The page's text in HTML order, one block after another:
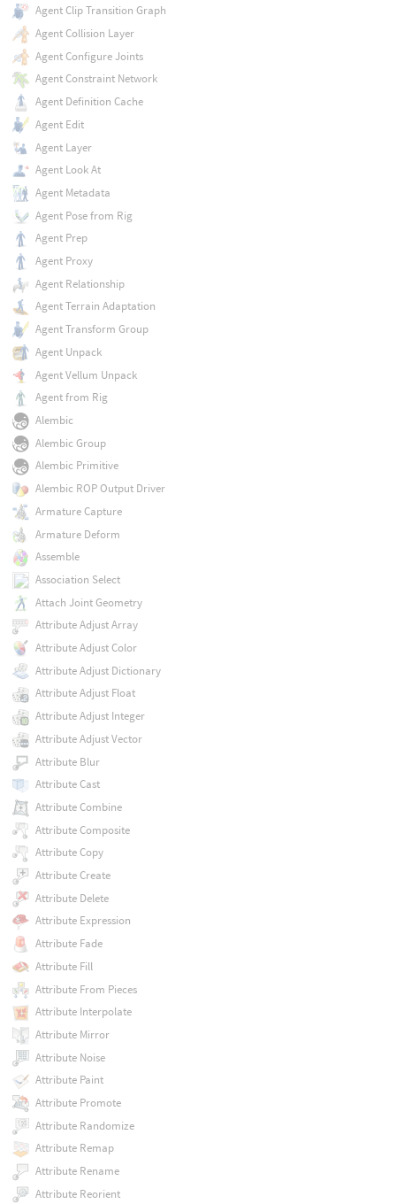
Agent Clip Transition Graph
Agent Collision Layer
Agent Configure Joints
Agent Constraint Network
Agent Definition Cache
Agent Edit
Agent Layer
Agent Look At
Agent Metadata
Agent Pose from Rig
Agent Prep
Agent Proxy
Agent Relationship
Agent Terrain Adaptation
Agent Transform Group
Agent Unpack
Agent Vellum Unpack
Agent from Rig
Alembic
Alembic Group
Alembic Primitive
Alembic ROP Output Driver
Armature Capture
Armature Deform
Assemble
Association Select
Attach Joint Geometry
Attribute Adjust Array
Attribute Adjust Color
Attribute Adjust Dictionary
Attribute Adjust Float
Attribute Adjust Integer
Attribute Adjust Vector
Attribute Blur
Attribute Cast
Attribute Combine
Attribute Composite
Attribute Copy
Attribute Create
Attribute Delete
Attribute Expression
Attribute Fade
Attribute Fill
Attribute From Pieces
Attribute Interpolate
Attribute Mirror
Attribute Noise
Attribute Paint
Attribute Promote
Attribute Randomize
Attribute Remap
Attribute Rename
Attribute Reorient